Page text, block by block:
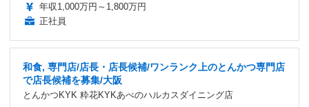
年収1,000万円～1,800万円
正社員
和食, 専門店/店長・店長候補/ワンランク上のとんかつ専門店
で店長候補を募集/大阪
とんかつKYK 粋花KYKあべのハルカスダイニング店